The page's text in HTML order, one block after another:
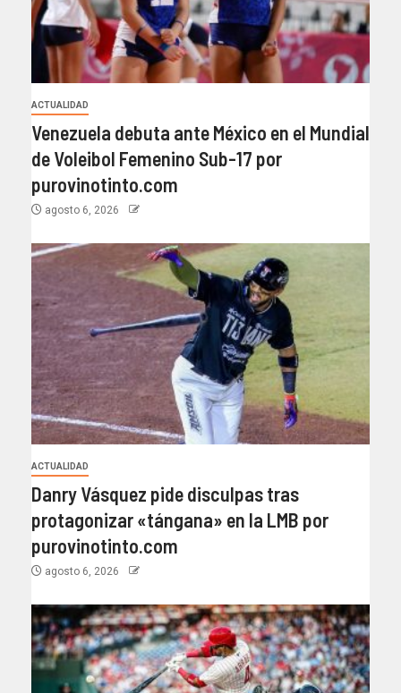
ACTUALIDAD
Venezuela debuta ante México en el Mundial
de Voleibol Femenino Sub-17 por
purovinotinto.com
agosto 6, 2026
ACTUALIDAD
Danry Vásquez pide disculpas tras
protagonizar «tángana» en la LMB por
purovinotinto.com
agosto 6, 2026